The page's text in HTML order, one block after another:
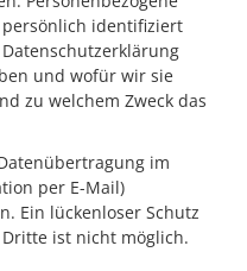
identifiziert
und wofür wir sie
zu welchem Zweck das
im
per E-Mail)
Ein lückenloser Schutz
ist nicht möglich.